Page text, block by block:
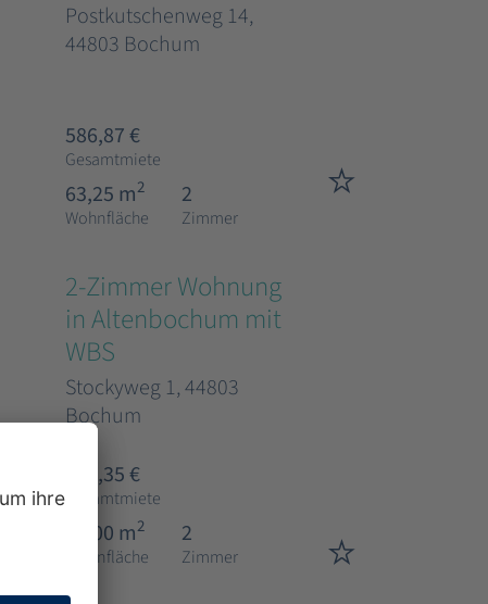
Postkutschenweg 14,
44803 Bochum
586,87 €
Gesamtmiete
63,25 m2
Wohnfläche
2
Zimmer
2-Zimmer Wohnung
in Altenbochum mit
WBS
Stockyweg 1, 44803
Bochum
608,35 €
Gesamtmiete
51,00 m2
Wohnfläche
2
Zimmer